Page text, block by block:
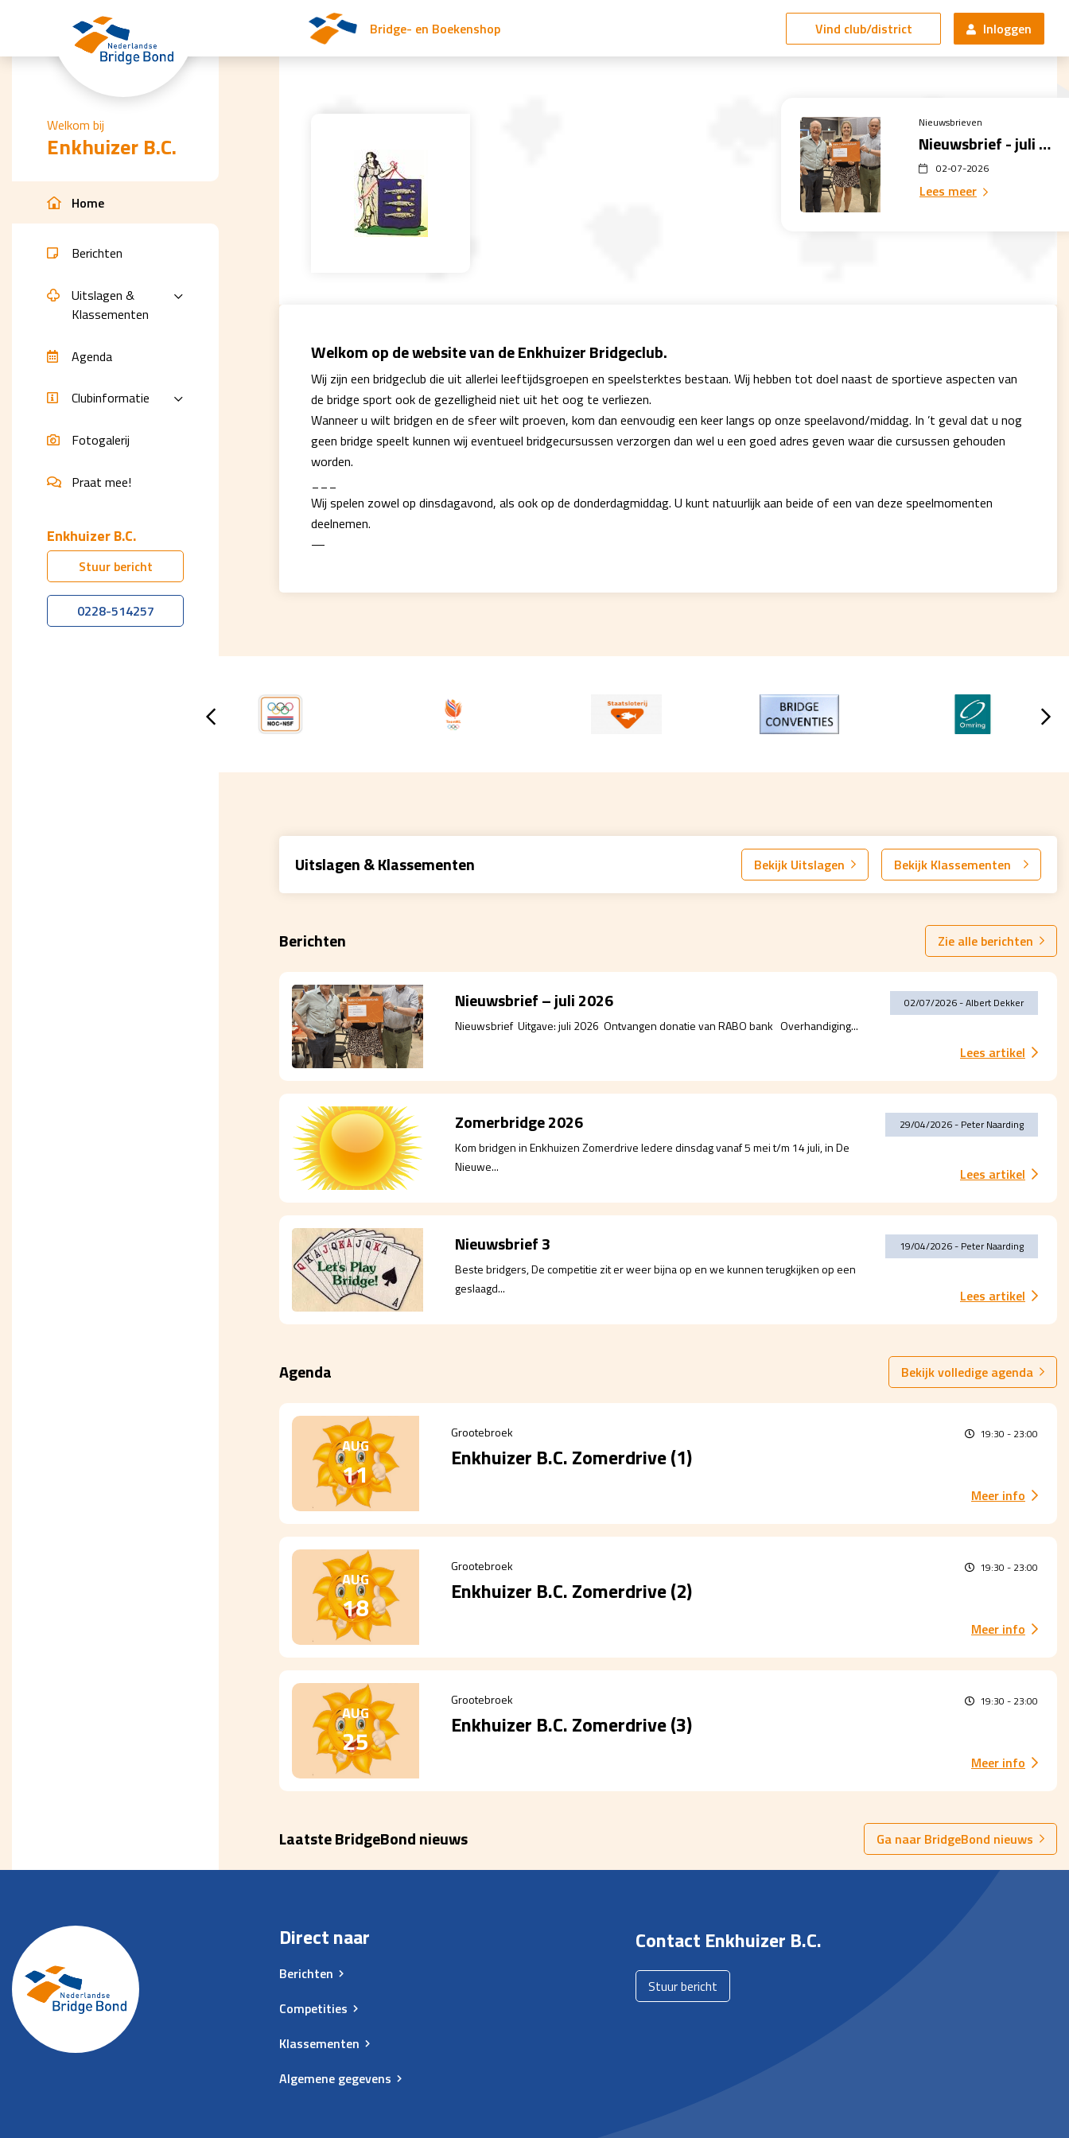
Bridge- en Boekenshop
Vind club/district Inloggen
Welkom bij
Enkhuizer B.C.
Home
Berichten
Uitslagen &
Klassementen
Agenda
Clubinformatie
Fotogalerij
Praat mee!
Enkhuizer B.C.
Stuur bericht
0228-514257
Welkom op de website van de Enkhuizer Bridgeclub.
Wij zijn een bridgeclub die uit allerlei leeftijdsgroepen en speelsterktes bestaan. Wij hebben tot doel naast de sportieve aspecten van
de bridge sport ook de gezelligheid niet uit het oog te verliezen.
Wanneer u wilt bridgen en de sfeer wilt proeven, kom dan eenvoudig een keer langs op onze speelavond/middag. In ’t geval dat u nog
geen bridge speelt kunnen wij eventueel bridgecursussen verzorgen dan wel u een goed adres geven waar die cursussen gehouden
worden.
Wij spelen zowel op dinsdagavond, als ook op de donderdagmiddag. U kunt natuurlijk aan beide of een van deze speelmomenten
deelnemen.
—
Nieuwsbrieven
Nieuwsbrief - juli 2026
02-07-2026
Lees meer
Uitslagen & Klassementen Bekijk Uitslagen Bekijk Klassementen
Berichten Zie alle berichten
Nieuwsbrief – juli 2026
Nieuwsbrief Uitgave: juli 2026 Ontvangen donatie van RABO bank Overhandiging...
02/07/2026 - Albert Dekker
Lees artikel
Zomerbridge 2026
Kom bridgen in Enkhuizen Zomerdrive Iedere dinsdag vanaf 5 mei t/m 14 juli, in De
Nieuwe...
29/04/2026 - Peter Naarding
Lees artikel
Nieuwsbrief 3
Beste bridgers, De competitie zit er weer bijna op en we kunnen terugkijken op een
geslaagd...
19/04/2026 - Peter Naarding
Lees artikel
Agenda Bekijk volledige agenda
AUG
11
Grootebroek
Enkhuizer B.C. Zomerdrive (1)
19:30 - 23:00
Meer info
AUG
18
Grootebroek
Enkhuizer B.C. Zomerdrive (2)
19:30 - 23:00
Meer info
AUG
25
Grootebroek
Enkhuizer B.C. Zomerdrive (3)
19:30 - 23:00
Meer info
Laatste BridgeBond nieuws Ga naar BridgeBond nieuws
Direct naar
Berichten
Competities
Klassementen
Algemene gegevens
Contact Enkhuizer B.C.
Stuur bericht